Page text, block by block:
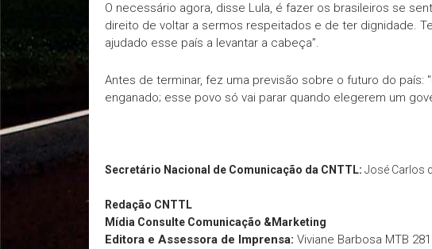
O necessário agora, disse Lula, é fazer os brasileiros se
direito de voltar a sermos respeitados e de ter dignidade.
ajudado esse país a levantar a cabeça”.
Antes de terminar, fez uma previsão sobre o futuro do
enganado; esse povo só vai parar quando elegerem um
Secretário Nacional de Comunicação da CNTTL: José Carlos
Redação CNTTL
Mídia Consulte Comunicação &Marketing
Editora e Assessora de Imprensa: Viviane Barbosa MTB